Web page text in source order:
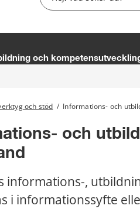
och
och stöd / Informations- och
och
informations-,
i informationssyfte